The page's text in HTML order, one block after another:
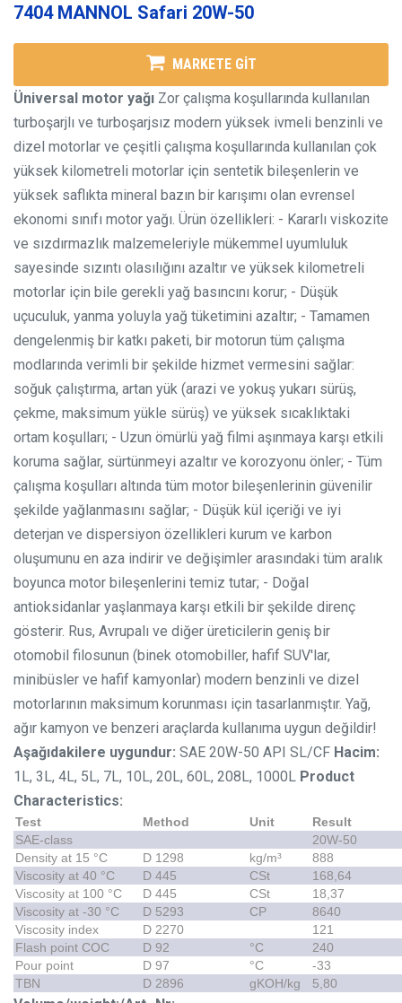
7404 MANNOL Safari 20W-50
MARKETE GİT
Üniversal motor yağı Zor çalışma koşullarında kullanılan
turboşarjlı ve turboşarjsız modern yüksek ivmeli benzinli ve
dizel motorlar ve çeşitli çalışma koşullarında kullanılan çok
yüksek kilometreli motorlar için sentetik bileşenlerin ve
yüksek saflıkta mineral bazın bir karışımı olan evrensel
ekonomi sınıfı motor yağı. Ürün özellikleri: - Kararlı viskozite
ve sızdırmazlık malzemeleriyle mükemmel uyumluluk
sayesinde sızıntı olasılığını azaltır ve yüksek kilometreli
motorlar için bile gerekli yağ basıncını korur; - Düşük
uçuculuk, yanma yoluyla yağ tüketimini azaltır; - Tamamen
dengelenmiş bir katkı paketi, bir motorun tüm çalışma
modlarında verimli bir şekilde hizmet vermesini sağlar:
soğuk çalıştırma, artan yük (arazi ve yokuş yukarı sürüş,
çekme, maksimum yükle sürüş) ve yüksek sıcaklıktaki
ortam koşulları; - Uzun ömürlü yağ filmi aşınmaya karşı etkili
koruma sağlar, sürtünmeyi azaltır ve korozyonu önler; - Tüm
çalışma koşulları altında tüm motor bileşenlerinin güvenilir
şekilde yağlanmasını sağlar; - Düşük kül içeriği ve iyi
deterjan ve dispersiyon özellikleri kurum ve karbon
oluşumunu en aza indirir ve değişimler arasındaki tüm aralık
boyunca motor bileşenlerini temiz tutar; - Doğal
antioksidanlar yaşlanmaya karşı etkili bir şekilde direnç
gösterir. Rus, Avrupalı ve diğer üreticilerin geniş bir
otomobil filosunun (binek otomobiller, hafif SUV'lar,
minibüsler ve hafif kamyonlar) modern benzinli ve dizel
motorlarının maksimum korunması için tasarlanmıştır. Yağ,
ağır kamyon ve benzeri araçlarda kullanıma uygun değildir!
Aşağıdakilere uygundur: SAE 20W-50 API SL/CF Hacim:
1L, 3L, 4L, 5L, 7L, 10L, 20L, 60L, 208L, 1000L Product
Characteristics:
Test Method Unit
Result
SAE-class
20W-50
Density at 15 °C
D 1298 kg/m³
888
Viscosity at 40 °C
D 445 CSt
168,64
Viscosity at 100 °C
D 445 CSt
18,37
Viscosity at -30 °C
D 5293 CP
8640
Viscosity index
D 2270
121
Flash point COC
D 92 °C
240
Pour point
D 97 °C
-33
TBN
D 2896 gKOH/kg 5,80